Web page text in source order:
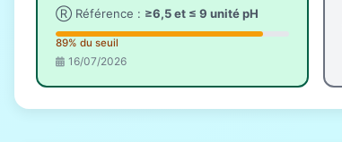
Ⓡ Référence : ≥6,5 et ≤ 9 unité pH
89% du seuil
16/07/2026